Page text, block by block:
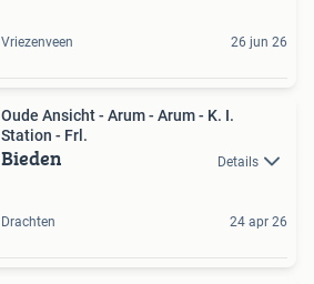
Vriezenveen 26 jun 26
Oude Ansicht - Arum - Arum - K. I.
Station - Frl.
Bieden Details
Drachten 24 apr 26